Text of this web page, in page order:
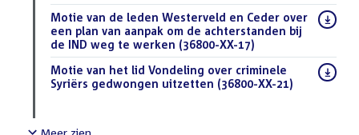
Download
bestand:
Motie van de leden Westerveld en Ceder over
een plan van aanpak om de achterstanden bij
de IND weg te werken (36800-XX-17)
Download
bestand:
Motie van het lid Vondeling over criminele
Syriërs gedwongen uitzetten (36800-XX-21)